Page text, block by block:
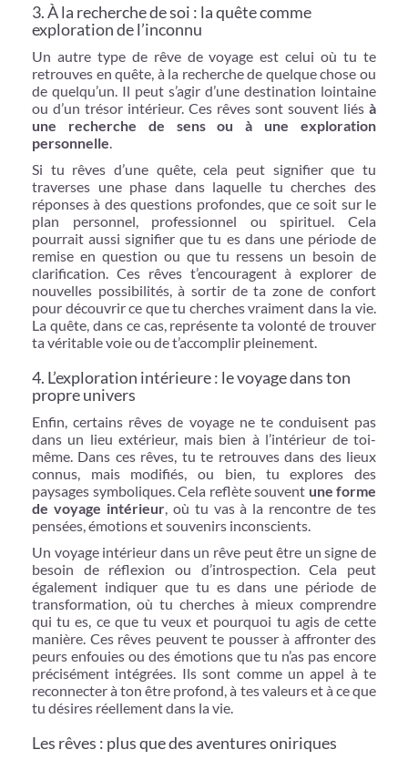
3. À la recherche de soi : la quête comme
exploration de l’inconnu
Un autre type de rêve de voyage est celui où tu te
retrouves en quête, à la recherche de quelque chose ou
de quelqu’un. Il peut s’agir d’une destination lointaine
ou d’un trésor intérieur. Ces rêves sont souvent liés à
une recherche de sens ou à une exploration
personnelle.
Si tu rêves d’une quête, cela peut signifier que tu
traverses une phase dans laquelle tu cherches des
réponses à des questions profondes, que ce soit sur le
plan personnel, professionnel ou spirituel. Cela
pourrait aussi signifier que tu es dans une période de
remise en question ou que tu ressens un besoin de
clarification. Ces rêves t’encouragent à explorer de
nouvelles possibilités, à sortir de ta zone de confort
pour découvrir ce que tu cherches vraiment dans la vie.
La quête, dans ce cas, représente ta volonté de trouver
ta véritable voie ou de t’accomplir pleinement.
4. L’exploration intérieure : le voyage dans ton
propre univers
Enfin, certains rêves de voyage ne te conduisent pas
dans un lieu extérieur, mais bien à l’intérieur de toi-
même. Dans ces rêves, tu te retrouves dans des lieux
connus, mais modifiés, ou bien, tu explores des
paysages symboliques. Cela reflète souvent une forme
de voyage intérieur, où tu vas à la rencontre de tes
pensées, émotions et souvenirs inconscients.
Un voyage intérieur dans un rêve peut être un signe de
besoin de réflexion ou d’introspection. Cela peut
également indiquer que tu es dans une période de
transformation, où tu cherches à mieux comprendre
qui tu es, ce que tu veux et pourquoi tu agis de cette
manière. Ces rêves peuvent te pousser à affronter des
peurs enfouies ou des émotions que tu n’as pas encore
précisément intégrées. Ils sont comme un appel à te
reconnecter à ton être profond, à tes valeurs et à ce que
tu désires réellement dans la vie.
Les rêves : plus que des aventures oniriques